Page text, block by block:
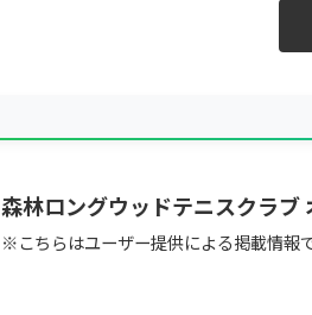
森林ロングウッドテニスクラブ
※こちらはユーザー提供による掲載情報